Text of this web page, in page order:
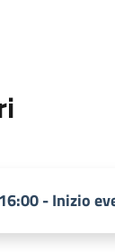
16:00 - Inizio